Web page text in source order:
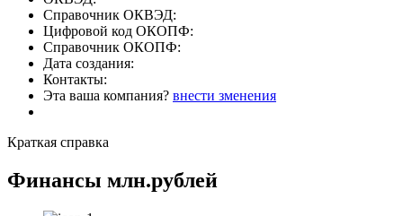
Справочник ОКВЭД:
Цифровой код ОКОПФ:
Справочник ОКОПФ:
Дата создания:
Контакты:
Эта ваша компания? внести зменения
Краткая справка
Финансы млн.рублей